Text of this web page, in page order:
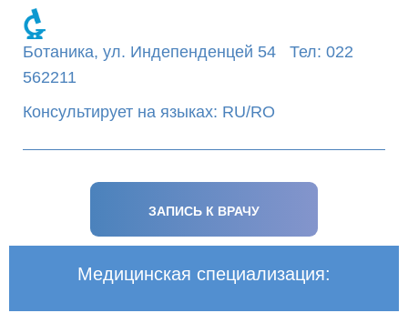
Ботаника, ул. Индепенденцей 54 Тел: 022
562211
Консультирует на языках: RU/RO
ЗАПИСЬ К ВРАЧУ
Медицинская специализация: